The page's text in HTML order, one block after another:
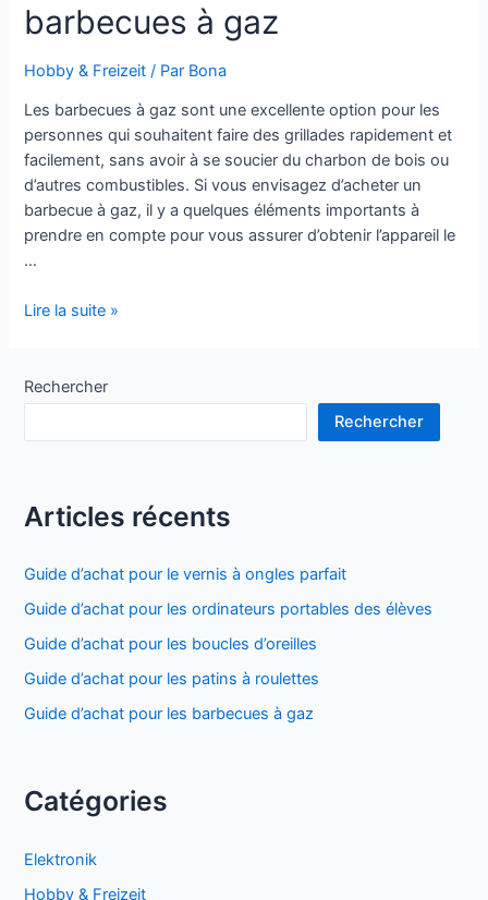
barbecues à gaz
Hobby & Freizeit / Par Bona
Les barbecues à gaz sont une excellente option pour les
personnes qui souhaitent faire des grillades rapidement et
facilement, sans avoir à se soucier du charbon de bois ou
d’autres combustibles. Si vous envisagez d’acheter un
barbecue à gaz, il y a quelques éléments importants à
prendre en compte pour vous assurer d’obtenir l’appareil le
…
Guide
les
barbecues
Lire la suite »
Rechercher
Rechercher
Articles récents
Guide d’achat pour le vernis à ongles parfait
Guide d’achat pour les ordinateurs portables des élèves
Guide d’achat pour les boucles d’oreilles
Guide d’achat pour les patins à roulettes
Guide d’achat pour les barbecues à gaz
Catégories
Elektronik
Hobby & Freizeit